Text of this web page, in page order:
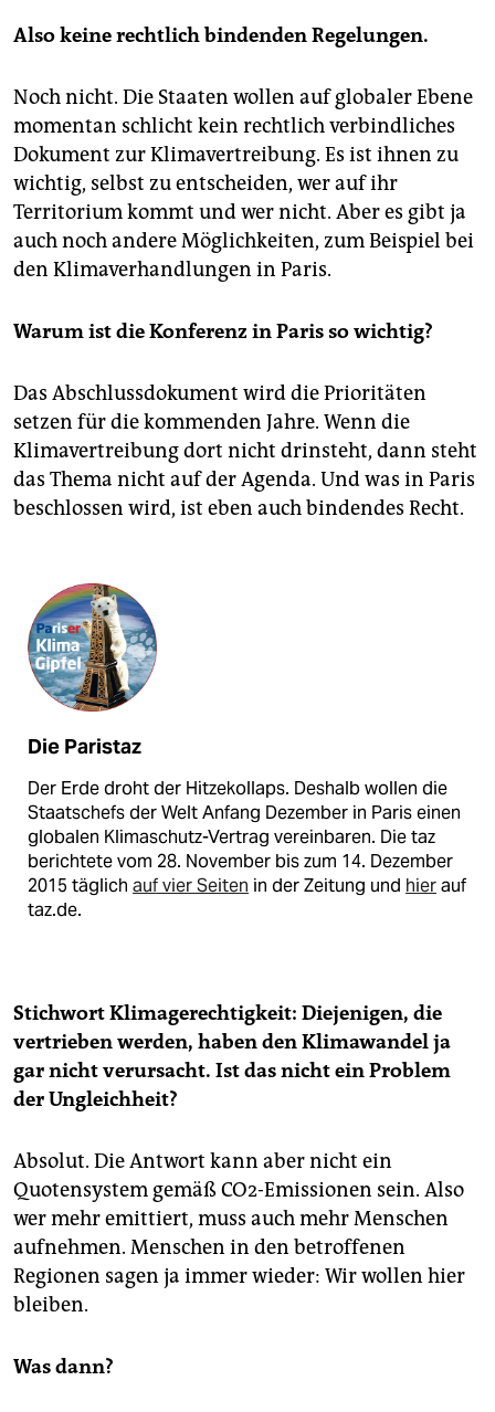
Also keine rechtlich bindenden Regelungen.
Noch nicht. Die Staaten wollen auf globaler Ebene
momentan schlicht kein rechtlich verbindliches
Dokument zur Klimavertreibung. Es ist ihnen zu
wichtig, selbst zu entscheiden, wer auf ihr
Territorium kommt und wer nicht. Aber es gibt ja
auch noch andere Möglichkeiten, zum Beispiel bei
den Klimaverhandlungen in Paris.
Warum ist die Konferenz in Paris so wichtig?
Das Abschlussdokument wird die Prioritäten
setzen für die kommenden Jahre. Wenn die
Klimavertreibung dort nicht drinsteht, dann steht
das Thema nicht auf der Agenda. Und was in Paris
beschlossen wird, ist eben auch bindendes Recht.
Die Paristaz
Der Erde droht der Hitzekollaps. Deshalb wollen die
Staatschefs der Welt Anfang Dezember in Paris einen
globalen Klimaschutz-Vertrag vereinbaren. Die taz
berichtete vom 28. November bis zum 14. Dezember
2015 täglich auf vier Seiten in der Zeitung und hierauf
taz.de.
Stichwort Klimagerechtigkeit: Diejenigen, die
vertrieben werden, haben den Klimawandel ja
gar nicht verursacht. Ist das nicht ein Problem
der Ungleichheit?
Absolut. Die Antwort kann aber nicht ein
Quotensystem gemäß CO2-Emissionen sein. Also
wer mehr emittiert, muss auch mehr Menschen
aufnehmen. Menschen in den betroffenen
Regionen sagen ja immer wieder: Wir wollen hier
bleiben.
Was dann?